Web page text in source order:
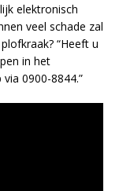
elektronisch
veel schade zal
“Heeft u
in het
0900-8844.”